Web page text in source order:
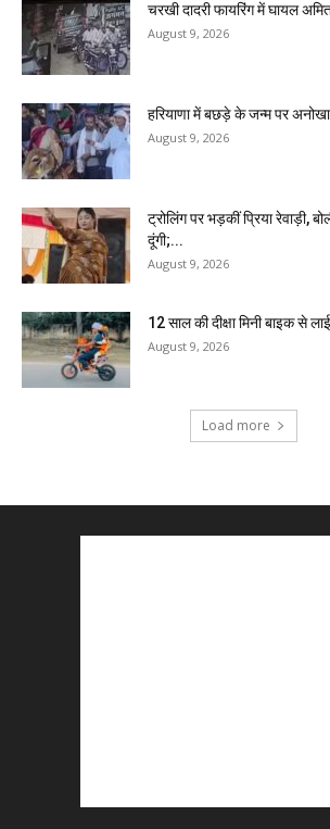
चरखी दादरी फायरिंग में घायल
August 9, 2026
हरियाणा में बछड़े के जन्म पर
August 9, 2026
ट्रोलिंग पर भड़कीं प्रिया रेवाड़ी,
दूंगी;...
August 9, 2026
12 साल की दीक्षा मिनी बाइक से
August 9, 2026
Load more